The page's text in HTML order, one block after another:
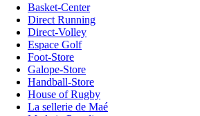
Basket-Center
Direct Running
Direct-Volley
Espace Golf
Foot-Store
Galope-Store
Handball-Store
House of Rugby
La sellerie de Maé